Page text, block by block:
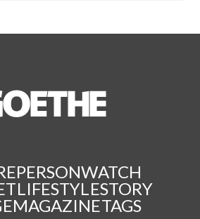
PERSONWATCH
LIFESTYLESTORY
MAGAZINETAGS